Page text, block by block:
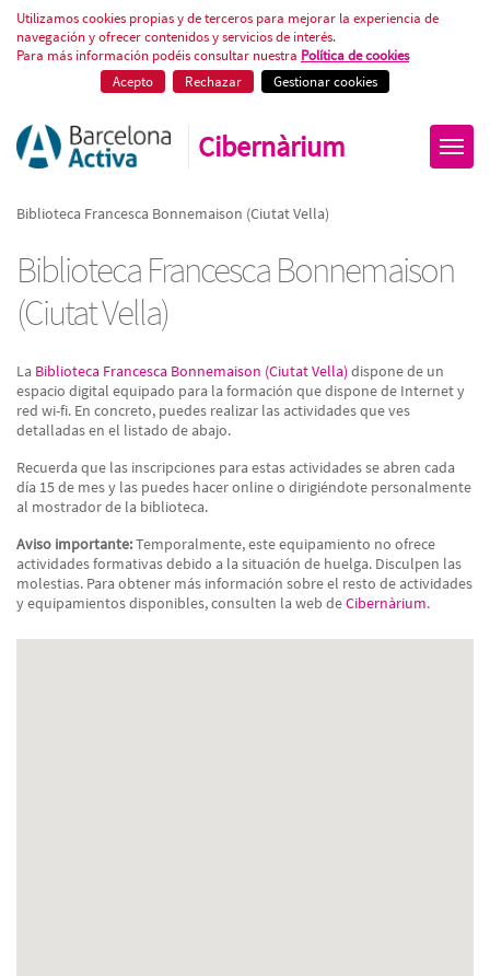
Biblioteca Francesca
Utilizamos cookies propias y de terceros para mejorar la experiencia de
navegación y ofrecer contenidos y servicios de interés.
Para más información podéis consultar nuestra Política de cookies
Acepto
Rechazar Gestionar cookies
Cibernàrium
Biblioteca Francesca Bonnemaison (Ciutat Vella)
Biblioteca Francesca Bonnemaison
(Ciutat Vella)
La Biblioteca Francesca Bonnemaison (Ciutat Vella) dispone de un
espacio digital equipado para la formación que dispone de Internet y
red wi-fi. En concreto, puedes realizar las actividades que ves
detalladas en el listado de abajo.
Recuerda que las inscripciones para estas actividades se abren cada
día 15 de mes y las puedes hacer online o dirigiéndote personalmente
al mostrador de la biblioteca.
Aviso importante:Temporalmente, este equipamiento no ofrece
actividades formativas debido a la situación de huelga. Disculpen las
molestias. Para obtener más información sobre el resto de actividades
y equipamientos disponibles, consulten la web deCibernàrium.